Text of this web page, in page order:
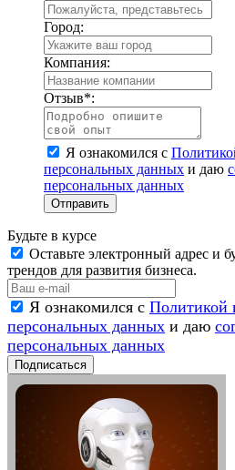
Город:
Компания:
Отзыв*:
Я ознакомился с
персональных данных и даю
персональных данных
Отправить
Будьте в курсе
Оставьте электронный адрес и
трендов для развития бизнеса.
Я ознакомился с Политикой
персональных данных и даю
персональных данных